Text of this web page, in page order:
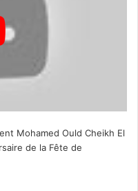
Mohamed Ould Cheikh El
de la Fête de